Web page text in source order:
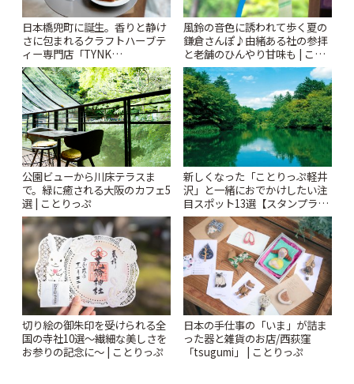
日本橋兜町に誕生。香りと静け
さに包まれるクラフトハーブテ
ィー専門店「TYNK
Kabutocho」 | ことりっぷ
風鈴の音色に誘われて歩く夏の
鎌倉さんぽ♪由緒ある社の参拝
と老舗のひんやり甘味も | こと
りっぷ
公園ビューから川床テラスま
で。緑に癒される大阪のカフェ5
選 | ことりっぷ
新しくなった「ことりっぷ軽井
沢」と一緒におでかけしたい注
目スポット13選【スタンプラリ
ー開催中】 | ことりっぷ
切り絵の御朱印を受けられる全
国の寺社10選〜繊細な美しさを
お参りの記念に〜 | ことりっぷ
日本の手仕事の「いま」が詰ま
った器と雑貨のお店/西荻窪
「tsugumi」 | ことりっぷ